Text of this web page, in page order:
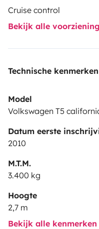
également de
jardin clos durant votre
Cruise control
Bekijk alle
Technische kenmerken
Model
Volkswagen T5
Datum eerste
2010
M.T.M.
3.400 kg
Hoogte
2,7 m
Bekijk alle kenmerken